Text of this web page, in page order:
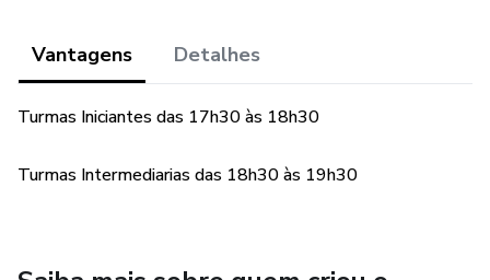
artística representa.
Vantagens Detalhes
Turmas Iniciantes das 17h30 às 18h30
Turmas Intermediarias das 18h30 às 19h30